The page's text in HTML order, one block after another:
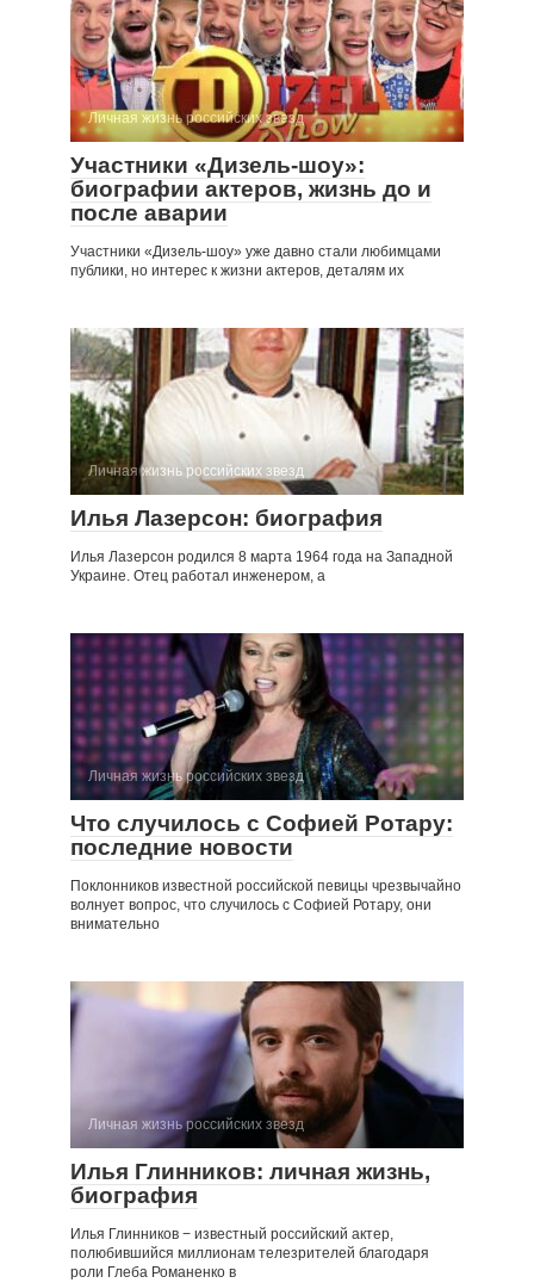
Личная жизнь российских звезд
Участники «Дизель-шоу»:
биографии актеров, жизнь до и
после аварии
Участники «Дизель-шоу» уже давно стали любимцами
публики, но интерес к жизни актеров, деталям их
Личная жизнь российских звезд
Илья Лазерсон: биография
Илья Лазерсон родился 8 марта 1964 года на Западной
Украине. Отец работал инженером, а
Личная жизнь российских звезд
Что случилось с Софией Ротару:
последние новости
Поклонников известной российской певицы чрезвычайно
волнует вопрос, что случилось с Софией Ротару, они
внимательно
Личная жизнь российских звезд
Илья Глинников: личная жизнь,
биография
Илья Глинников − известный российский актер,
полюбившийся миллионам телезрителей благодаря
роли Глеба Романенко в